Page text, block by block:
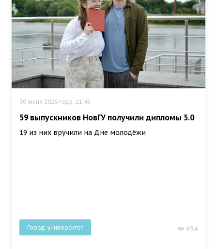
30 июня 2026 года, 11:43
59 выпускников НовГУ получили дипломы 5.0
19 из них вручили на Дне молодёжи
Город-университет 694